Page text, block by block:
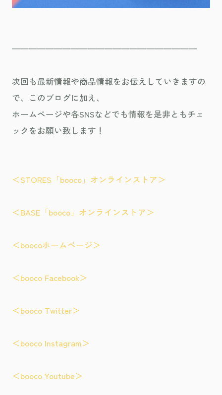
——————————————————————
次回も最新情報や商品情報をお伝えしていきますの
で、このブログに加え、
ホームページや各SNSなどでも情報を是非ともチェ
ックをお願い致します！
＜STORES「booco」オンラインストア＞
＜BASE「booco」オンラインストア＞
＜boocoホームページ＞
＜booco Facebook＞
＜booco Twitter＞
＜booco Instagram＞
＜booco Youtube＞